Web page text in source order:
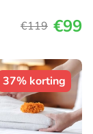
€119 €99
37% korting